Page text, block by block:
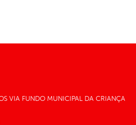
VIA FUNDO MUNICIPAL DA CRIANÇA